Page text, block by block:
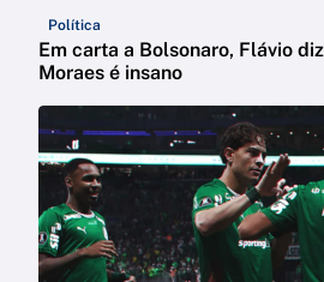
Política
Em carta a Bolsonaro, Flávio
Moraes é insano